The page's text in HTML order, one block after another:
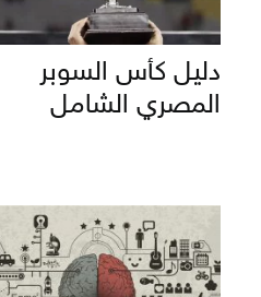
دليل كأس السوبر
المصري الشامل